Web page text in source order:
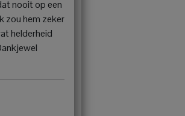
nooit op een
zou hem zeker
helderheid